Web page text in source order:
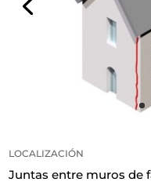
LOCALIZACIÓN
Juntas entre muros de